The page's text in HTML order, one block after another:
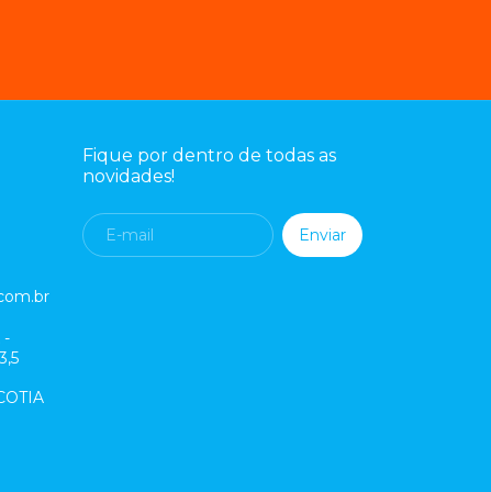
-
Fique por dentro de todas as
novidades!